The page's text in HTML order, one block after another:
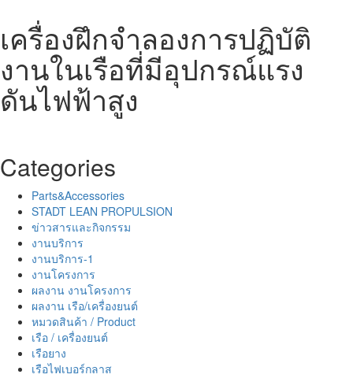
เครื่องฝึกจำลองการปฏิบัติ
งานในเรือที่มีอุปกรณ์แรง
ดันไฟฟ้าสูง
Categories
Parts&Accessories
STADT LEAN PROPULSION
ข่าวสารและกิจกรรม
งานบริการ
งานบริการ-1
งานโครงการ
ผลงาน งานโครงการ
ผลงาน เรือ/เครื่องยนต์
หมวดสินค้า / Product
เรือ / เครื่องยนต์
เรือยาง
เรือไฟเบอร์กลาส